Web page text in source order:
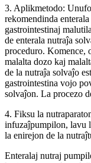
3. Aplikmetodo:
rekomendinda
gastrointestinaj
de enterala nutraĵa
proceduro. Komence,
malalta dozo kaj
de la nutraĵa solvaĵo
gastrointestina vojo
solvaĵon. La procezo
4. Fiksu la
infuzaĵpumpilon, lavu
la enirejon de la
Enteralaj nutraj